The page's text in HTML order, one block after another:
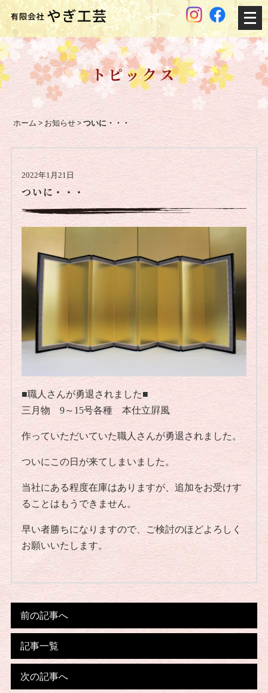
メ
ニ
ー
トピックス
ホーム > お知らせ >ついに・・・
2022年1月21日
ついに・・・
■職人さんが勇退されました■
三月物 9～15号各種 本仕立屛風
作っていただいていた職人さんが勇退されました。
ついにこの日が来てしまいました。
当社にある程度在庫はありますが、追加をお受けす
ることはもうできません。
早い者勝ちになりますので、ご検討のほどよろしく
お願いいたします。
前の記事へ
記事一覧
次の記事へ